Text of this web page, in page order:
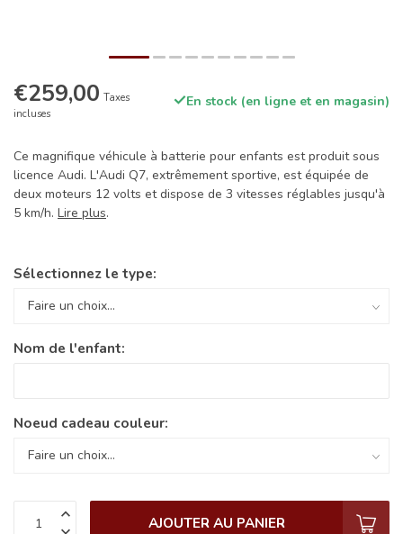
€259,00 Taxes
incluses
En stock (en ligne et en magasin)
Ce magnifique véhicule à batterie pour enfants est produit sous
licence Audi. L'Audi Q7, extrêmement sportive, est équipée de
deux moteurs 12 volts et dispose de 3 vitesses réglables jusqu'à
5 km/h. Lire plus.
Sélectionnez le type:
Nom de l'enfant:
Noeud cadeau couleur:
AJOUTER AU PANIER